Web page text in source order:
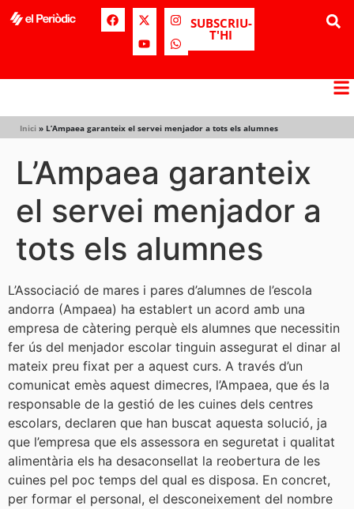
SUBSCRIU-
T'HI
Inici » L’Ampaea garanteix el servei menjador a tots els alumnes
L’Ampaea garanteix
el servei menjador a
tots els alumnes
L’Associació de mares i pares d’alumnes de l’escola
andorra (Ampaea) ha establert un acord amb una
empresa de càtering perquè els alumnes que necessitin
fer ús del menjador escolar tinguin assegurat el dinar al
mateix preu fixat per a aquest curs. A través d’un
comunicat emès aquest dimecres, l’Ampaea, que és la
responsable de la gestió de les cuines dels centres
escolars, declaren que han buscat aquesta solució, ja
que l’empresa que els assessora en seguretat i qualitat
alimentària els ha desaconsellat la reobertura de les
cuines pel poc temps del qual es disposa. En concret,
per formar el personal, el desconeixement del nombre